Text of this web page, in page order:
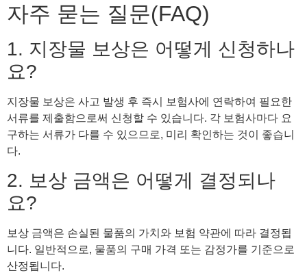
자주 묻는 질문(FAQ)
1. 지장물 보상은 어떻게 신청하나
요?
지장물 보상은 사고 발생 후 즉시 보험사에 연락하여 필요한
서류를 제출함으로써 신청할 수 있습니다. 각 보험사마다 요
구하는 서류가 다를 수 있으므로, 미리 확인하는 것이 좋습니
다.
2. 보상 금액은 어떻게 결정되나
요?
보상 금액은 손실된 물품의 가치와 보험 약관에 따라 결정됩
니다. 일반적으로, 물품의 구매 가격 또는 감정가를 기준으로
산정됩니다.